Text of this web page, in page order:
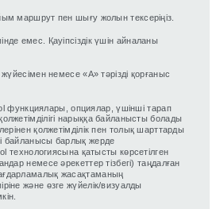
маршрут пен шығу жолын тексеріңіз.
емес. Қауіпсіздік үшін айналаны
немесе «A» тәрізді қорғаныс
функциялары, опциялар, үшінші тарап
нарыққа байланысты болады
қолжетімділік пен толық шарттарды
байланысы барлық жерде
технологиясына қатысты көрсетілген
немесе әрекеттер тізбегі) таңдалған
жасақтаманың
және өзге жүйелік/визуалды